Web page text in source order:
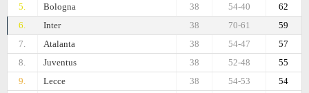
5.
Bologna 62
54-40
38
6.
Inter 59
70-61
38
7.
Atalanta 57
54-47
38
8.
Juventus 55
52-48
38
9.
Lecce 54
54-53
38